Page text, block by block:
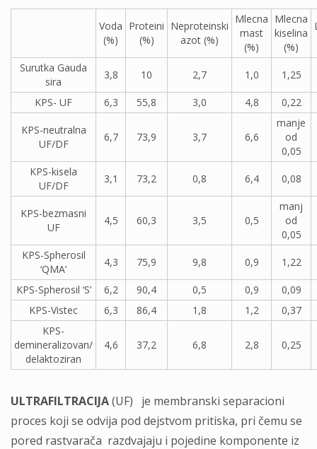
Voda
(%)
Proteini
(%)
Neproteinski
azot (%)
Mlecna
mast
(%)
Mlecna
kiselina
(%)
Surutka Gauda
sira
3,8 10 2,7 1,0 1,25
KPS- UF 6,3 55,8 3,0 4,8 0,22
KPS-neutralna
UF/DF
6,7 73,9 3,7 6,6
manje
od
0,05
KPS-kisela
UF/DF
3,1 73,2 0,8 6,4 0,08
KPS-bezmasni
UF
4,5 60,3 3,5 0,5
manj
od
0,05
KPS-Spherosil
‘QMA’
4,3 75,9 9,8 0,9 1,22
KPS-Spherosil ‘S’ 6,2 90,4 0,5 0,9
0,09
KPS-Vistec
6,3 86,4 1,8 1,2
0,37
KPS-
demineralizovan/
delaktoziran
4,6 37,2 6,8 2,8 0,25
ULTRAFILTRACIJA(UF) je membranski separacioni
proces koji se odvija pod dejstvom pritiska, pri čemu se
pored rastvarača razdvajaju i pojedine komponente iz